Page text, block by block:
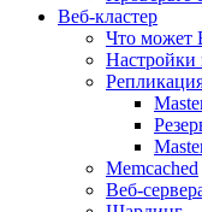
Веб-кластер
Что может
Настройки
Memcached
Веб-